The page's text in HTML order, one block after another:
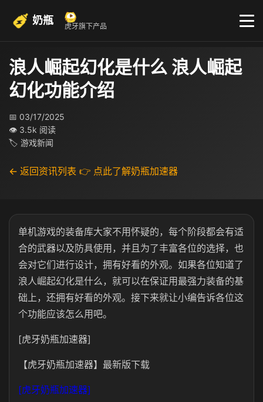
奶瓶 虎牙旗下产品
浪人崛起幻化是什么 浪人崛起
幻化功能介绍
📅 03/17/2025
👁 3.5k 阅读
🏷 游戏新闻
← 返回资讯列表 👉 点此了解奶瓶加速器
单机游戏的装备库大家不用怀疑的，每个阶段都会有适
合的武器以及防具使用，并且为了丰富各位的选择，也
会对它们进行设计，拥有好看的外观。如果各位知道了
浪人崛起幻化是什么，就可以在保证用最强力装备的基
础上，还拥有好看的外观。接下来就让小编告诉各位这
个功能应该怎么用吧。
[虎牙奶瓶加速器]
【虎牙奶瓶加速器】最新版下载
[虎牙奶瓶加速器]